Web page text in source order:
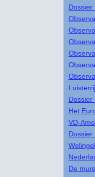
Dossier
Dossier
Het
VD-
Dossier
De